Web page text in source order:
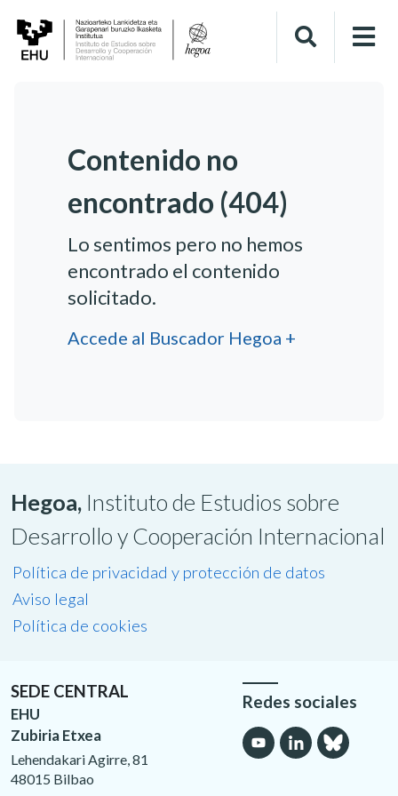
Contenido no
encontrado (404)
Lo sentimos pero no hemos
encontrado el contenido
solicitado.
Accede al Buscador Hegoa +
Hegoa, Instituto de Estudios sobre
Desarrollo y Cooperación Internacional
Política de privacidad y protección de datos
Aviso legal
Política de cookies
SEDE CENTRAL
EHU
Zubiria Etxea
Lehendakari Agirre, 81
48015 Bilbao
Redes sociales